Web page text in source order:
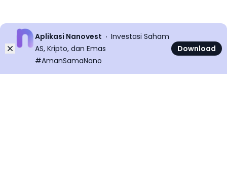
Dismiss
Aplikasi Nanovest
Investasi Saham
AS, Kripto, dan Emas
#AmanSamaNano
Download